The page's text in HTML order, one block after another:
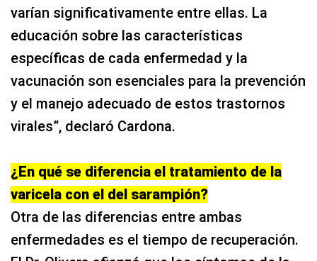
varían significativamente entre ellas. La
educación sobre las características
específicas de cada enfermedad y la
vacunación son esenciales para la prevención
y el manejo adecuado de estos trastornos
virales”, declaró Cardona.
¿En qué se diferencia el tratamiento de la
varicela con el del sarampión?
Otra de las diferencias entre ambas
enfermedades es el tiempo de recuperación.